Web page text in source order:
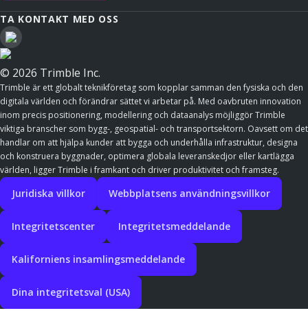
TA KONTAKT MED OSS
© 2026 Trimble Inc.
Trimble är ett globalt teknikföretag som kopplar samman den fysiska och den
digitala världen och förändrar sättet vi arbetar på. Med oavbruten innovation
inom precis positionering, modellering och dataanalys möjliggör Trimble
viktiga branscher som bygg-, geospatial- och transportsektorn. Oavsett om det
handlar om att hjälpa kunder att bygga och underhålla infrastruktur, designa
och konstruera byggnader, optimera globala leveranskedjor eller kartlägga
världen, ligger Trimble i framkant och driver produktivitet och framsteg.
Juridiska villkor Webbplatsens användningsvillkor
Integritetscenter Integritetsmeddelande
Kaliforniens insamlingsmeddelande
Dina integritetsval (USA)